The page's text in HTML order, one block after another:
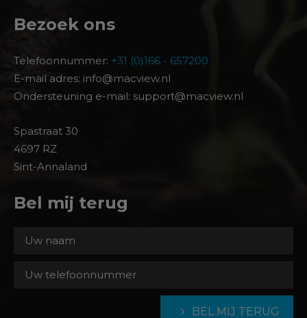
Bezoek ons
Telefoonnummer: +31 (0)166 - 657200
E-mail adres: info@macview.nl
Ondersteuning e-mail: support@macview.nl
Spastraat 30
4697 RZ
Sint-Annaland
Bel mij terug
BEL MIJ TERUG